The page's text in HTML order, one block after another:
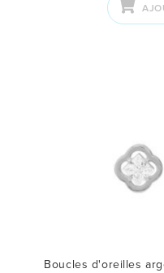
Boucles d'oreilles